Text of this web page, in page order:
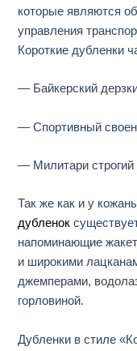
которые являются
управления
Короткие дубленки
— Байкерский
— Спортивный
— Милитари строгий
Так же как и у
дубленок
напоминающие
и широкими
джемперами,
горловиной.
Дубленки в стиле